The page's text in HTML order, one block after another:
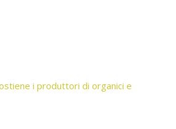
i produttori di organici e